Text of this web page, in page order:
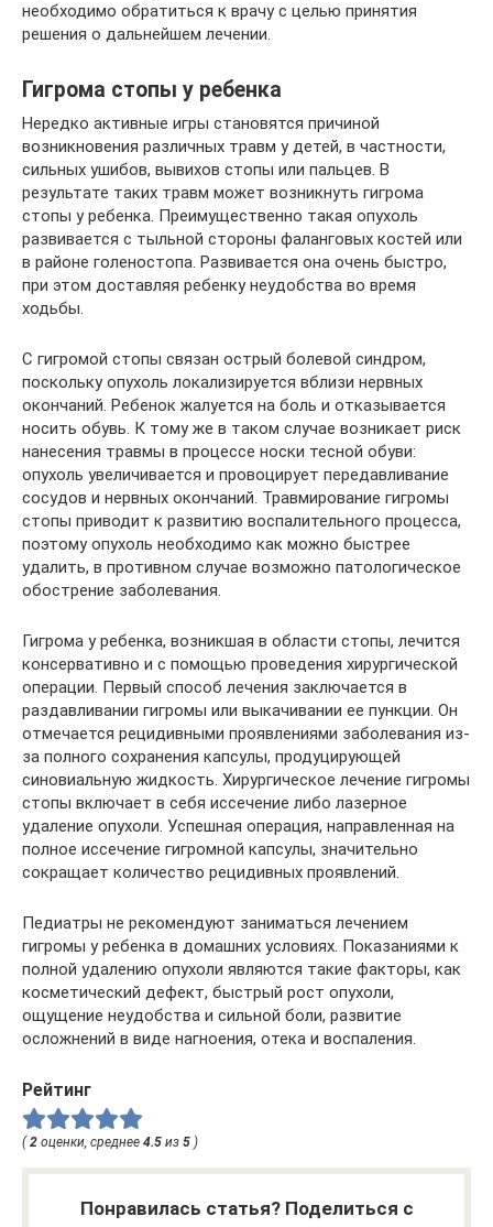
необходимо обратиться к врачу с целью принятия
решения о дальнейшем лечении.
Гигрома стопы у ребенка
Нередко активные игры становятся причиной
возникновения различных травм у детей, в частности,
сильных ушибов, вывихов стопы или пальцев. В
результате таких травм может возникнуть гигрома
стопы у ребенка. Преимущественно такая опухоль
развивается с тыльной стороны фаланговых костей или
в районе голеностопа. Развивается она очень быстро,
при этом доставляя ребенку неудобства во время
ходьбы.
С гигромой стопы связан острый болевой синдром,
поскольку опухоль локализируется вблизи нервных
окончаний. Ребенок жалуется на боль и отказывается
носить обувь. К тому же в таком случае возникает риск
нанесения травмы в процессе носки тесной обуви:
опухоль увеличивается и провоцирует передавливание
сосудов и нервных окончаний. Травмирование гигромы
стопы приводит к развитию воспалительного процесса,
поэтому опухоль необходимо как можно быстрее
удалить, в противном случае возможно патологическое
обострение заболевания.
Гигрома у ребенка, возникшая в области стопы, лечится
консервативно и с помощью проведения хирургической
операции. Первый способ лечения заключается в
раздавливании гигромы или выкачивании ее пункции. Он
отмечается рецидивными проявлениями заболевания из-
за полного сохранения капсулы, продуцирующей
синовиальную жидкость. Хирургическое лечение гигромы
стопы включает в себя иссечение либо лазерное
удаление опухоли. Успешная операция, направленная на
полное иссечение гигромной капсулы, значительно
сокращает количество рецидивных проявлений.
Педиатры не рекомендуют заниматься лечением
гигромы у ребенка в домашних условиях. Показаниями к
полной удалению опухоли являются такие факторы, как
косметический дефект, быстрый рост опухоли,
ощущение неудобства и сильной боли, развитие
осложнений в виде нагноения, отека и воспаления.
Рейтинг
(2 оценки, среднее 4.5 из 5 )
Понравилась статья? Поделиться с